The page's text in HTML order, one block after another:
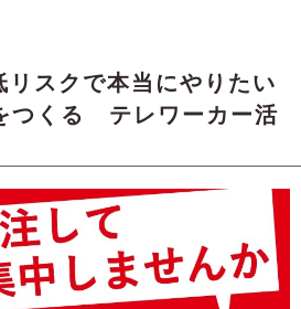
リスクで本当にやりたい
つくる テレワーカー活